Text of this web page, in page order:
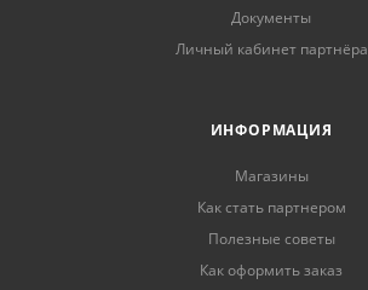
Документы
Личный кабинет партнёра
ИНФОРМАЦИЯ
Магазины
Как стать партнером
Полезные советы
Как оформить заказ